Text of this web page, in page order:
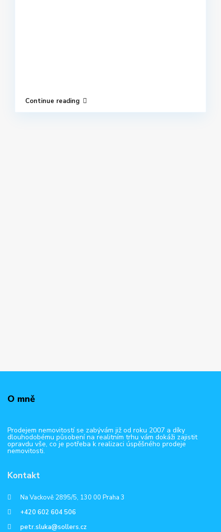
Continue reading
O mně
Prodejem nemovitostí se zabývám již od roku 2007 a díky
dlouhodobému působení na realitním trhu vám dokáži zajistit
opravdu vše, co je potřeba k realizaci úspěšného prodeje
nemovitosti.
Kontakt
Na Vackově 2895/5, 130 00 Praha 3
+420 602 604 506
petr.sluka@sollers.cz